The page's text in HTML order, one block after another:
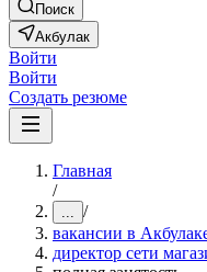
Поиск
Акбулак
Войти
Войти
Создать резюме
Главная
/
... /
вакансии в
директор сети